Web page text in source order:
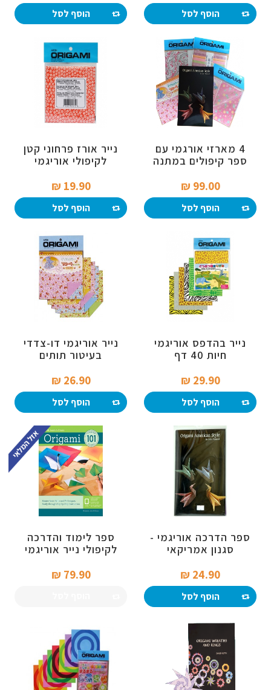
הוסף לסל הוסף לסל
4 מארזי אורגמי עם
ספר קיפולים במתנה
99.00 ₪‎
הוסף לסל
נייר אורז פרחוני קטן
לקיפולי אוריגמי
19.90 ₪‎
הוסף לסל
נייר בהדפס אוריגמי
חיות 40 דף
29.90 ₪‎
הוסף לסל
נייר אוריגמי דו-צדדי
בעיטור תותים
26.90 ₪‎
הוסף לסל
ספר הדרכה אוריגמי -
סגנון אמריקאי
24.90 ₪‎
הוסף לסל
ספר לימוד והדרכה
לקיפולי נייר אוריגמי
79.90 ₪‎